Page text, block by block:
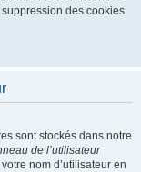
des cookies
sont stockés dans notre
de l’utilisateur
nom d’utilisateur en